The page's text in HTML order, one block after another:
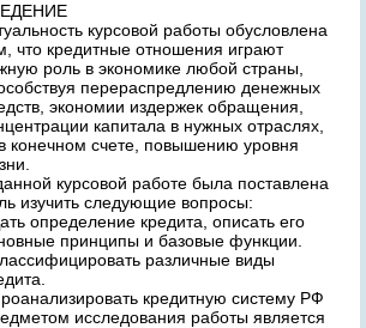
курсовой работы обусловлена
что кредитные отношения играют
роль в экономике любой страны,
перераспредлению денежных
экономии издержек обращения,
капитала в нужных отраслях,
конечном счете, повышению уровня
курсовой работе была поставлена
изучить следующие вопросы:
определение кредита, описать его
принципы и базовые функции.
различные виды
кредитную систему РФ
исследования работы является